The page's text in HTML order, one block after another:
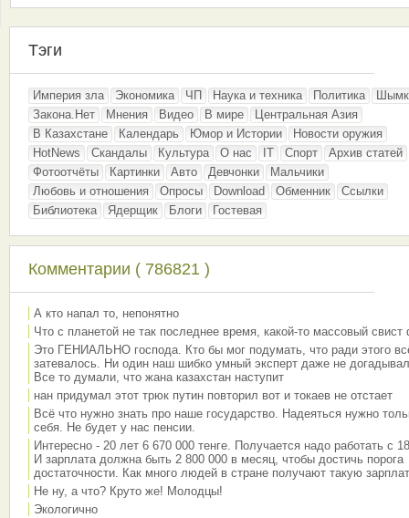
Тэги
Империя зла Экономика ЧП Наука и техника Политика
Закона.Нет
Мнения Видео В мире
Центральная Азия
В Казахстане
Календарь Юмор и Истории
Новости оружия
HotNews
Скандалы Культура О нас IT Спорт
Архив статей
Фотоотчёты
Картинки Авто Девчонки
Мальчики
Любовь и отношения
Опросы Download Обменник
Ссылки
Библиотека
Ядерщик Блоги Гостевая
Комментарии ( 786821 )
А кто напал то, непонятно
Что с планетой не так последнее время, какой-то массовый свист
Это ГЕНИАЛЬНО господа. Кто бы мог подумать, что ради этого
затевалось. Ни один наш шибко умный эксперт даже не
Все то думали, что жана казахстан наступит
нан придумал этот трюк путин повторил вот и токаев не отстает
Всё что нужно знать про наше государство. Надеяться нужно
себя. Не будет у нас пенсии.
Интересно - 20 лет 6 670 000 тенге. Получается надо работать с
И зарплата должна быть 2 800 000 в месяц, чтобы достичь порога
достаточности. Как много людей в стране получают такую
Не ну, а что? Круто же! Молодцы!
Экологично